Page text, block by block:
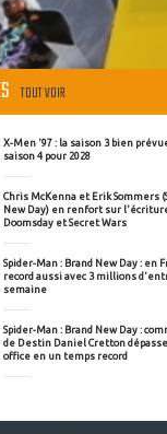
TOUT VOIR
X-Men '97 : la saison 3 bien
saison 4 pour 2028
Chris McKenna et Erik Sommers
New Day) en renfort sur
Doomsday et Secret Wars
Spider-Man : Brand New Day : en
record aussi avec 3 millions
semaine
Spider-Man : Brand New Day :
de Destin Daniel Cretton
office en un temps record